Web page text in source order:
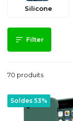
Silicone
Filter
70 produits
Soldes 53%